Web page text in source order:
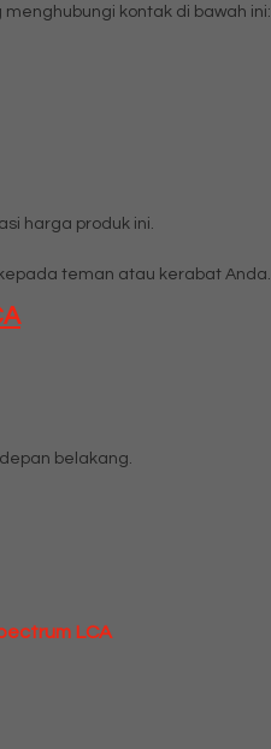
kontak di bawah ini:
harga produk ini.
kepada teman atau kerabat Anda.
belakang.
LCA